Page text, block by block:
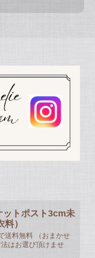
ットポスト3cm未
）
送料無料 （おまかせ
はお選び頂けませ